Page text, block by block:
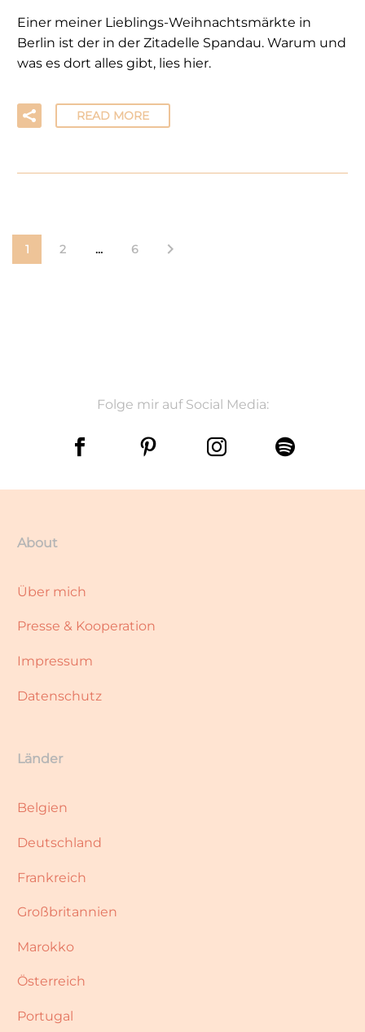
Einer meiner Lieblings-Weihnachtsmärkte in
Berlin ist der in der Zitadelle Spandau. Warum und
was es dort alles gibt, lies hier.
READ MORE
1 2 … 6
Folge mir auf Social Media:
About
Über mich
Presse & Kooperation
Impressum
Datenschutz
Länder
Belgien
Deutschland
Frankreich
Großbritannien
Marokko
Österreich
Portugal